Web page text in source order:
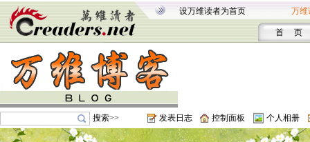
设万维读者为首页 万维
首 页
搜索>> 发表日志 控制面板 个人相册